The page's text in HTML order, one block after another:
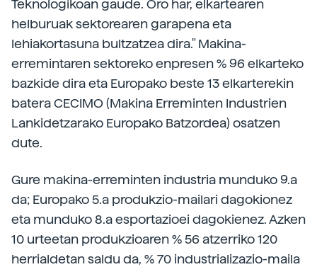
Teknologikoan gaude. Oro har, elkartearen
helburuak sektorearen garapena eta
lehiakortasuna bultzatzea dira." Makina-
erremintaren sektoreko enpresen % 96 elkarteko
bazkide dira eta Europako beste 13 elkarterekin
batera CECIMO (Makina Erreminten Industrien
Lankidetzarako Europako Batzordea) osatzen
dute.
Gure makina-erreminten industria munduko 9.a
da; Europako 5.a produkzio-mailari dagokionez
eta munduko 8.a esportazioei dagokienez. Azken
10 urteetan produkzioaren % 56 atzerriko 120
herrialdetan saldu da, % 70 industrializazio-maila